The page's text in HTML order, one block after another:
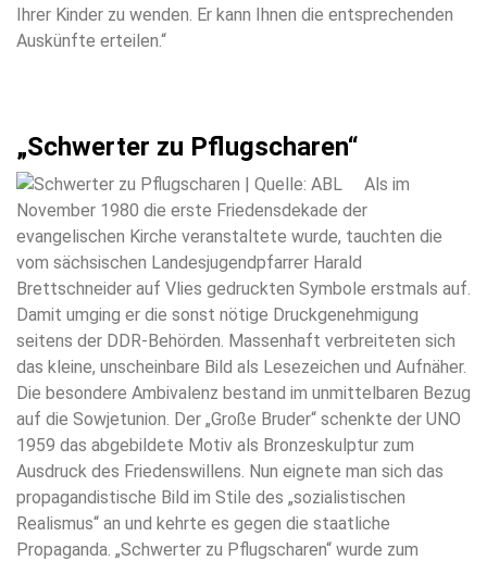
Ihrer Kinder zu wenden. Er kann Ihnen die entsprechenden
Auskünfte erteilen.“
„Schwerter zu Pflugscharen“
Als im
November 1980 die erste Friedensdekade der
evangelischen Kirche veranstaltete wurde, tauchten die
vom sächsischen Landesjugendpfarrer Harald
Brettschneider auf Vlies gedruckten Symbole erstmals auf.
Damit umging er die sonst nötige Druckgenehmigung
seitens der DDR-Behörden. Massenhaft verbreiteten sich
das kleine, unscheinbare Bild als Lesezeichen und Aufnäher.
Die besondere Ambivalenz bestand im unmittelbaren Bezug
auf die Sowjetunion. Der „Große Bruder“ schenkte der UNO
1959 das abgebildete Motiv als Bronzeskulptur zum
Ausdruck des Friedenswillens. Nun eignete man sich das
propagandistische Bild im Stile des „sozialistischen
Realismus“ an und kehrte es gegen die staatliche
Propaganda. „Schwerter zu Pflugscharen“ wurde zum